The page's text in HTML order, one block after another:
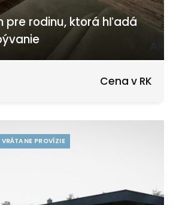
pre rodinu, ktorá hľadá
Cena v RK
VRÁTANE PROVÍZIE